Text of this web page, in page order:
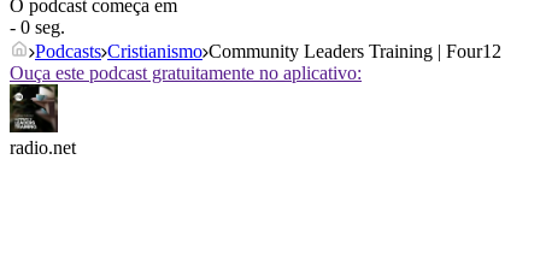
O podcast começa em
- 0 seg.
Podcasts Cristianismo Community Leaders Training | Four12
Ouça este podcast gratuitamente no aplicativo:
radio.net